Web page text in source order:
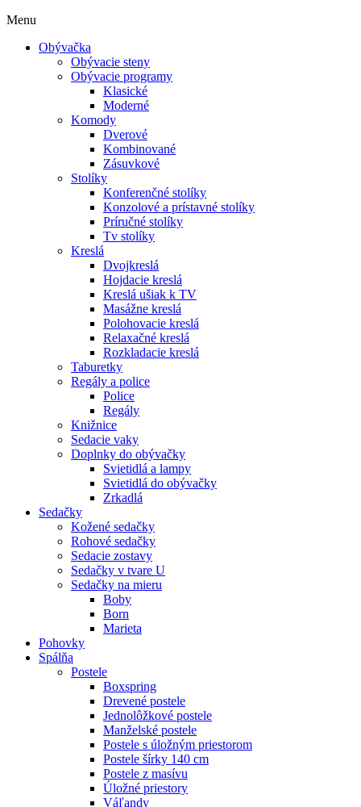
Menu
Obývačka
Obývacie steny
Obývacie programy
Klasické
Moderné
Komody
Dverové
Kombinované
Zásuvkové
Stolíky
Konferenčné stolíky
Konzolové a prístavné stolíky
Príručné stolíky
Tv stolíky
Kreslá
Dvojkreslá
Hojdacie kreslá
Kreslá ušiak k TV
Masážne kreslá
Polohovacie kreslá
Relaxačné kreslá
Rozkladacie kreslá
Taburetky
Regály a police
Police
Regály
Knižnice
Sedacie vaky
Doplnky do obývačky
Svietidlá a lampy
Svietidlá do obývačky
Zrkadlá
Sedačky
Kožené sedačky
Rohové sedačky
Sedacie zostavy
Sedačky v tvare U
Sedačky na mieru
Boby
Born
Marieta
Pohovky
Spálňa
Postele
Boxspring
Drevené postele
Jednolôžkové postele
Manželské postele
Postele s úložným priestorom
Postele šírky 140 cm
Postele z masívu
Úložné priestory
Váľandy